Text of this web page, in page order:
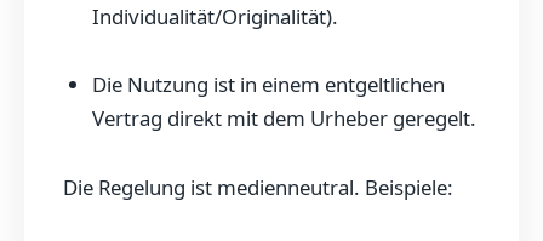
Individualität/Originalität).
Die Nutzung ist in einem entgeltlichen
Vertrag direkt mit dem Urheber geregelt.
Die Regelung ist medienneutral. Beispiele: